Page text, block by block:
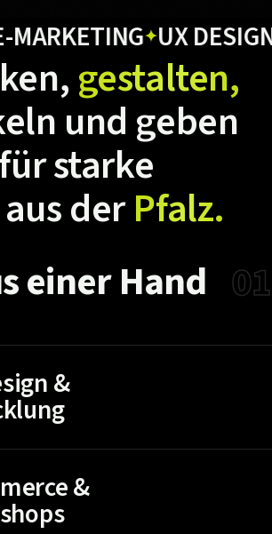
✦UX DESIGN✦
gestalten,
und geben
fürstarke
ausderPfalz.
einerHand 01
&
&